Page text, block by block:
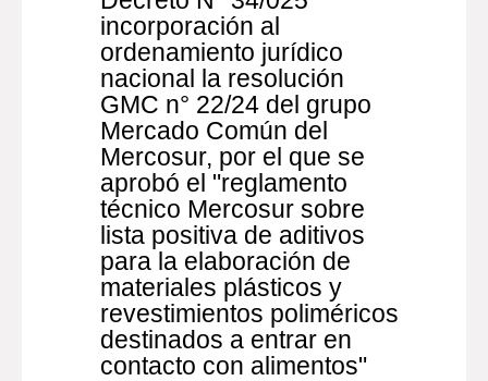
incorporación al
ordenamiento jurídico
nacional la resolución
GMC n° 22/24 del grupo
Mercado Común del
Mercosur, por el que se
aprobó el "reglamento
técnico Mercosur sobre
lista positiva de aditivos
para la elaboración de
materiales plásticos y
revestimientos poliméricos
destinados a entrar en
contacto con alimentos"